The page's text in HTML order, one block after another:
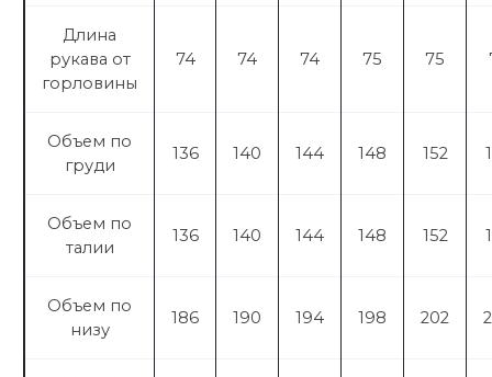
Длина
рукава от
горловины
74 74 74 75 75
Объем по
груди
136 140 144 148 152
Объем по
талии
136 140 144 148 152
Объем по
низу
186 190 194 198 202